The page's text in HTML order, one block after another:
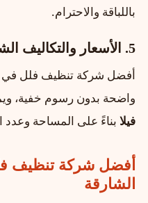
باللباقة والاحترام.
5. الأسعار والتكاليف الشفافة
أفضل شركة تنظيف فلل في
واضحة بدون رسوم خفية،
فيلا بناءً على المساحة
أفضل شركة تنظيف
الشارقة